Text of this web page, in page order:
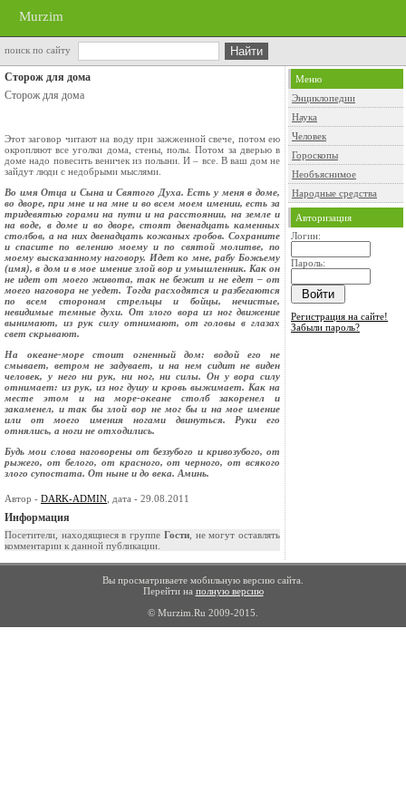
Murzim
поиск по сайту
Сторож для дома
Сторож для дома
Этот заговор читают на воду при зажженной свече, потом ею
окропляют все уголки дома, стены, полы. Потом за дверью в
доме надо повесить веничек из полыни. И – все. В ваш дом не
зайдут люди с недобрыми мыслями.
Во имя Отца и Сына и Святого Духа. Есть у меня в доме,
во дворе, при мне и на мне и во всем моем имении, есть за
тридевятью горами на пути и на расстоянии, на земле и
на воде, в доме и во дворе, стоят двенадцать каменных
столбов, а на них двенадцать кожаных гробов. Сохраните
и спасите по велению моему и по святой молитве, по
моему высказанному наговору. Идет ко мне, рабу Божьему
(имя), в дом и в мое имение злой вор и умышленник. Как он
не идет от моего живота, так не бежит и не едет – от
моего наговора не уедет. Тогда расходятся и разбегаются
по всем сторонам стрельцы и бойцы, нечистые,
невидимые темные духи. От злого вора из ног движение
вынимают, из рук силу отнимают, от головы в глазах
свет скрывают.
На океане‑море стоит огненный дом: водой его не
смывает, ветром не задувает, и на нем сидит не виден
человек, у него ни рук, ни ног, ни силы. Он у вора силу
отнимает: из рук, из ног душу и кровь выжимает. Как на
месте этом и на море‑океане столб закоренел и
закаменел, и так бы злой вор не мог бы и на мое имение
или от моего имения ногами двинуться. Руки его
отнялись, а ноги не отходились.
Будь мои слова наговорены от беззубого и кривозубого, от
рыжего, от белого, от красного, от черного, от всякого
злого супостата. От ныне и до века. Аминь.
Автор - DARK-ADMIN , дата - 29.08.2011
Информация
Посетители, находящиеся в группе Гости, не могут оставлять
комментарии к данной публикации.
Меню
Энциклопедии
Наука
Человек
Гороскопы
Необъяснимое
Народные средства
Авторизация
Логин:
Пароль:
Регистрация на сайте!
Забыли пароль?
Вы просматриваете мобильную версию сайта.
Перейти на полную версию
© Murzim.Ru 2009-2015.